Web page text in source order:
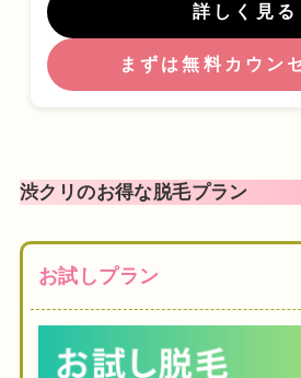
詳しく見る
まずは無料カウン
渋クリのお得な脱毛プラン
お試しプラン